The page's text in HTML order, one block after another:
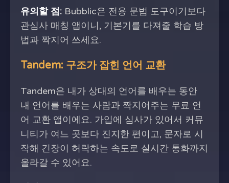
유의할 점: Bubblic은 전용 문법 도구이기보다
관심사 매칭 앱이니, 기본기를 다져줄 학습 방
법과 짝지어 쓰세요.
Tandem: 구조가 잡힌 언어 교환
Tandem은 내가 상대의 언어를 배우는 동안
내 언어를 배우는 사람과 짝지어주는 무료 언
어 교환 앱이에요. 가입에 심사가 있어서 커뮤
니티가 여느 곳보다 진지한 편이고, 문자로 시
작해 긴장이 허락하는 속도로 실시간 통화까지
올라갈 수 있어요.